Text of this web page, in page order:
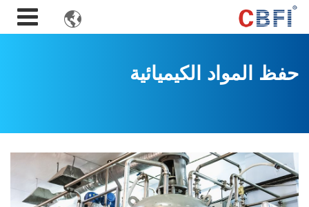

حفظ المواد الكيميائية